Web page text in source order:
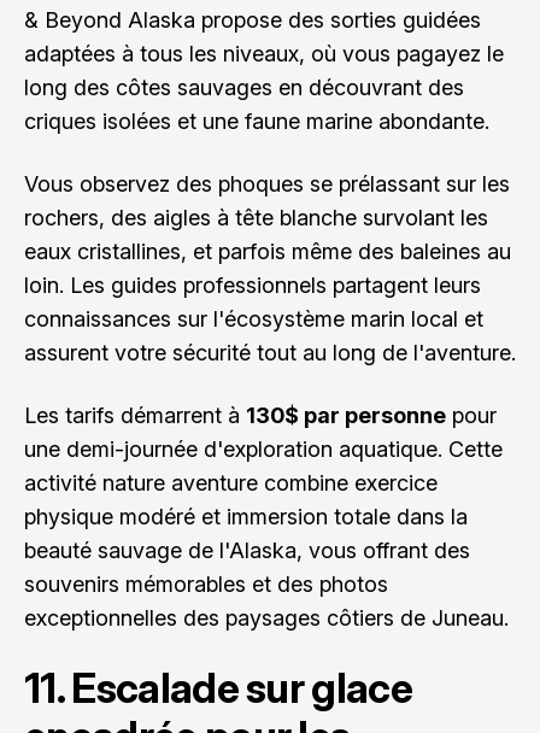
& Beyond Alaska propose des sorties guidées
adaptées à tous les niveaux, où vous pagayez le
long des côtes sauvages en découvrant des
criques isolées et une faune marine abondante.
Vous observez des phoques se prélassant sur les
rochers, des aigles à tête blanche survolant les
eaux cristallines, et parfois même des baleines au
loin. Les guides professionnels partagent leurs
connaissances sur l'écosystème marin local et
assurent votre sécurité tout au long de l'aventure.
Les tarifs démarrent à 130$ par personne pour
une demi-journée d'exploration aquatique. Cette
activité nature aventure combine exercice
physique modéré et immersion totale dans la
beauté sauvage de l'Alaska, vous offrant des
souvenirs mémorables et des photos
exceptionnelles des paysages côtiers de Juneau.
11. Escalade sur glace